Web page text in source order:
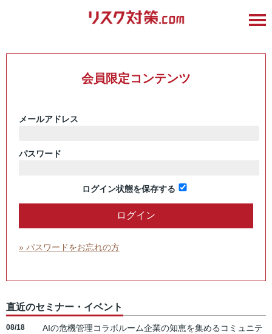
会員限定コンテンツ
メールアドレス
パスワード
ログイン状態を保存する
» パスワードをお忘れの方
直近のセミナー・イベント
08/18
AIの危機管理コラボルーム企業の知恵を集めるコミュニテ